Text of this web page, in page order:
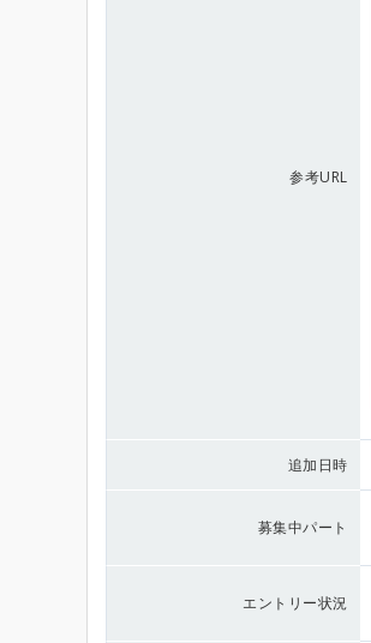
参考URL
追加日時
募集中パート
エントリー状況